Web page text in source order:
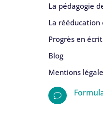
La pédagogie
La rééducation
Progrès en
Blog
Mentions
v